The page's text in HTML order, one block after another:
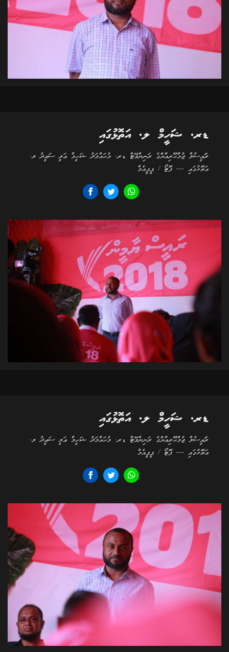
ޑރ. ޝަހީމް ލ. އަތޮޅުގައި
ރަަައީސުލް ޖުމްޙޫރިއްޔާގެ ރަނިންމޭޓް ޑރ. މުޙައްމަދު ޝަހީމް ޢަލީ ސަޢީދު ލ.
އަތޮޅުގައި --- ފޮޓޯ / ޕީޕީއެމް
ޑރ. ޝަހީމް ލ. އަތޮޅުގައި
ރަަައީސުލް ޖުމްޙޫރިއްޔާގެ ރަނިންމޭޓް ޑރ. މުޙައްމަދު ޝަހީމް ޢަލީ ސަޢީދު ލ.
އަތޮޅުގައި --- ފޮޓޯ / ޕީޕީއެމް